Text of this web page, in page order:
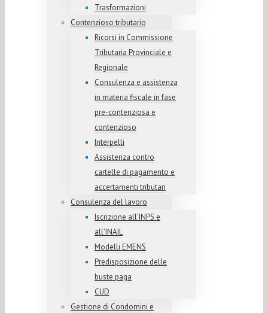
Trasformazioni
Contenzioso tributario
Ricorsi in Commissione
Tributaria Provinciale e
Regionale
Consulenza e assistenza
in materia fiscale in fase
pre-contenziosa e
contenzioso
Interpelli
Assistenza contro
cartelle di pagamento e
accertamenti tributari
Consulenza del lavoro
Iscrizione all’INPS e
all’INAIL
Modelli EMENS
Predisposizione delle
buste paga
CUD
Gestione di Condomini e